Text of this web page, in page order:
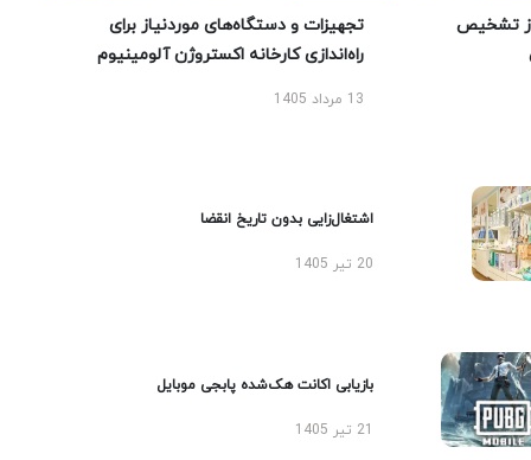
تشخیص
تجهیزات و دستگاه‌های موردنیاز برای
راه‌اندازی کارخانه اکستروژن آلومینیوم
13 مرداد 1405
اشتغال‌زایی بدون تاریخ انقضا
20 تیر 1405
بازیابی اکانت هک‌شده پابجی موبایل